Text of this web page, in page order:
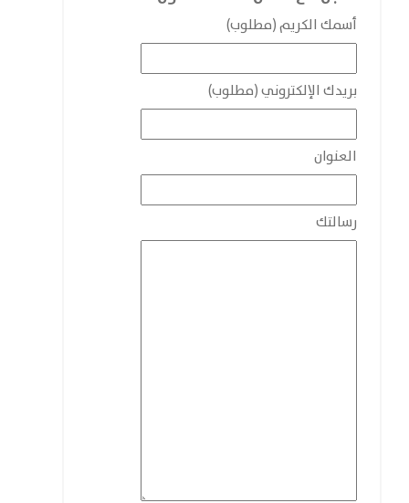
أسمك الكريم (مطلوب)
بريدك الإلكتروني (مطلوب)
العنوان
رسالتك